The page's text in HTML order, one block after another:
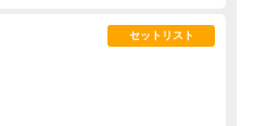
セットリスト